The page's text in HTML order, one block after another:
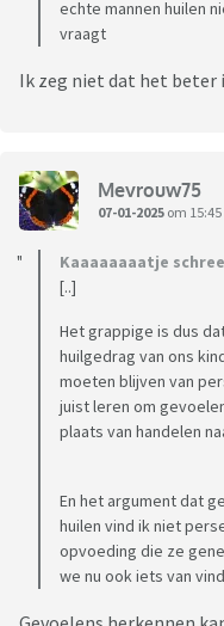
echte mannen huilen
vraagt
Ik zeg niet dat het beter
Mevrouw75
07-01-2025 om 15:45
Kaaaaaaaatje
[..]
Het grappige is dus
huilgedrag van ons
moeten blijven van
juist leren om
plaats van handelen
En het argument dat
huilen vind ik niet
opvoeding die ze
we nu ook iets van